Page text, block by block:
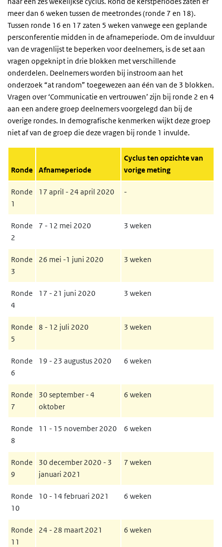
meer dan 6 weken tussen de meetrondes (ronde 7 en 18).
Tussen ronde 16 en 17 zaten 5 weken vanwege een geplande
persconferentie midden in de afnameperiode. Om de invulduur
van de vragenlijst te beperken voor deelnemers, is de set aan
vragen opgeknipt in drie blokken met verschillende
onderdelen. Deelnemers worden bij instroom aan het
onderzoek “at random” toegewezen aan één van de 3 blokken.
Vragen over ‘Communicatie en vertrouwen’ zijn bij ronde 2 en 4
aan een andere groep deelnemers voorgelegd dan bij de
overige rondes. In demografische kenmerken wijkt deze groep
niet af van de groep die deze vragen bij ronde 1 invulde.
Ronde Afnameperiode
Cyclus ten opzichte van
vorige meting
Ronde
1
17 april - 24 april 2020 -
Ronde
2
7 - 12 mei 2020 3 weken
Ronde
3
26 mei -1 juni 2020 3 weken
Ronde
4
17 - 21 juni 2020 3 weken
Ronde
5
8 - 12 juli 2020 3 weken
Ronde
6
19 - 23 augustus 2020 6 weken
Ronde
7
30 september - 4
oktober
6 weken
Ronde
8
11 - 15 november 2020 6 weken
Ronde
9
30 december 2020 - 3
januari 2021
7 weken
Ronde
10
10 - 14 februari 2021 6 weken
Ronde
11
24 - 28 maart 2021 6 weken